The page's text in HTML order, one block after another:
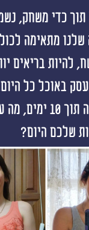
כדי משחק,
שלנו מתאימה
להיות בריאים
באוכל כל
תוצאה ראשונה תוך 10
שלכם היום?